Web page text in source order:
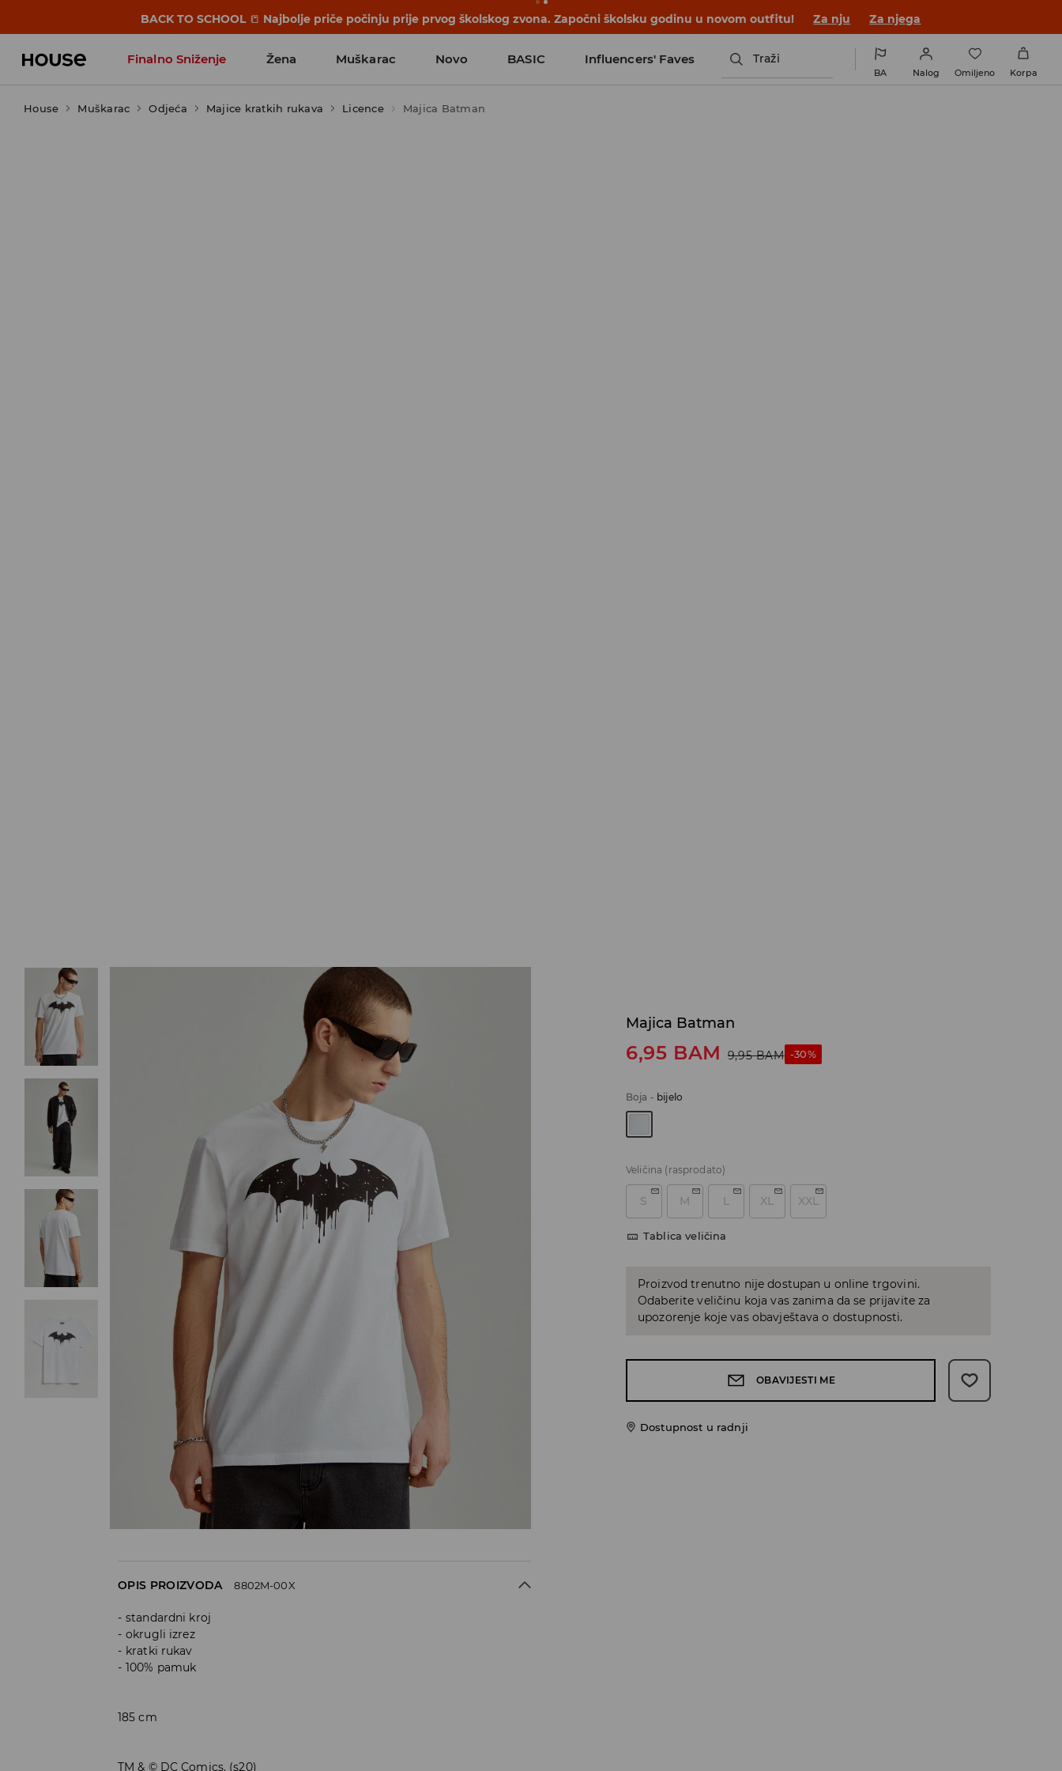
BACK TO SCHOOL 📒 Najbolje priče počinju prije prvog školskog zvona. Započni školsku godinu u novom outfitu! Za nju Za njega
Finalno Sniženje Žena Muškarac Novo BASIC Influencers' Faves Traži
BA Nalog Omiljeno Korpa
House Muškarac Odjeća Majice kratkih rukava Licence Majica Batman
Majica Batman
6,95 BAM 9,95 BAM -30%
Boja - bijelo
Veličina (rasprodato)
S M L XL XXL
Tablica veličina
Proizvod trenutno nije dostupan u online trgovini.
Odaberite veličinu koja vas zanima da se prijavite za
upozorenje koje vas obavještava o dostupnosti.
OBAVIJESTI ME
Dostupnost u radnji
OPIS PROIZVODA 8802M-00X
standardni kroj
okrugli izrez
kratki rukav
100% pamuk
185 cm
TM & © DC Comics. (s20)